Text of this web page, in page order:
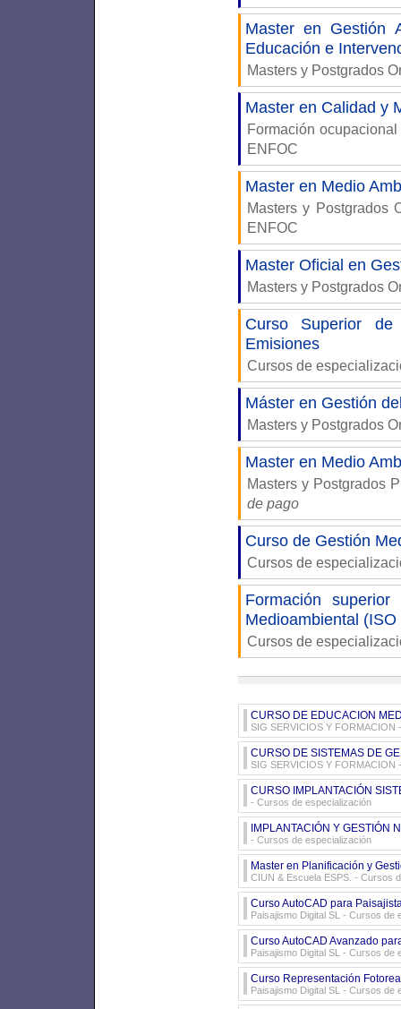
Master en Gestión
Educación e
Masters y Postgrados
Master en Calidad y
Formación
ENFOC
Master en Medio
Masters y Postgrados
ENFOC
Master Oficial en
Masters y Postgrados
Curso Superior
Emisiones
Cursos de
Máster en Gestión
Masters y Postgrados
Master en Medio
Masters y Postgrados
de pago
Curso de Gestión
Cursos de
Formación
Medioambiental (ISO
Cursos de
CURSO DE EDUCACION
SIG SERVICIOS Y FORMACION
CURSO DE SISTEMAS DE
SIG SERVICIOS Y FORMACION
CURSO IMPLANTACIÓN
- Cursos de especialización
IMPLANTACIÓN Y GESTIÓN
- Cursos de especialización
Master en Planificación y
CIUN & Escuela ESPS. - Cursos
Curso AutoCAD para
Paisajismo Digital SL - Cursos de
Curso AutoCAD Avanzado
Paisajismo Digital SL - Cursos de
Curso Representación
Paisajismo Digital SL - Cursos de